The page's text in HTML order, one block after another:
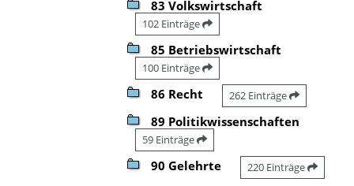
83 Volkswirtschaft
102 Einträge
85 Betriebswirtschaft
100 Einträge
86 Recht 262 Einträge
89 Politikwissenschaften
59 Einträge
90 Gelehrte 220 Einträge